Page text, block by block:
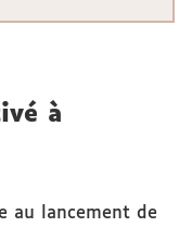
à
au lancement de